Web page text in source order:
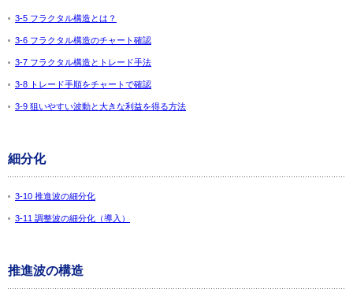
3-5 フラクタル構造とは？
3-6 フラクタル構造のチャート確認
3-7 フラクタル構造とトレード手法
3-8 トレード手順をチャートで確認
3-9 狙いやすい波動と大きな利益を得る方法
細分化
3-10 推進波の細分化
3-11 調整波の細分化（導入）
推進波の構造